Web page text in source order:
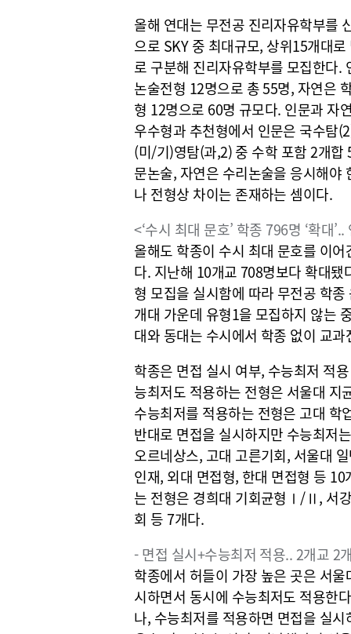
올해 연대는 무전공 진리자유학부를
으로 SKY 중 최대규모, 상위15개대
로 구분해 진리자유학부를 모집한다.
논술전형 12명으로 총 55명, 자연은
형 12명으로 60명 규모다. 인문과 자
우수형과 추천형에서 인문은 국수탐
(미/기)영탐(과,2) 중 수학 포함 2개
문논술, 자연은 수리논술을 응시해야
나 전형상 차이는 존재하는 셈이다.
<‘수시 최대 문호’ 학종 796명 ‘확대
올해도 학종이 수시 최대 문호를 이
다. 지난해 10개교 708명보다 확대
형 모집을 실시함에 따라 무전공 학
개대 가운데 유형1을 모집하지 않는
대와 동대는 수시에서 학종 없이 교
학종은 면접 실시 여부, 수능최저 적
능최저도 적용하는 전형은 서울대 지
수능최저를 적용하는 전형은 고대 학
반대로 면접을 실시하지만 수능최저
오르네상스, 고대 고른기회, 서울대
인재, 외대 면접형, 한대 면접형 등
는 전형은 경희대 기회균형Ⅰ/Ⅱ, 서
회 등 7개다.
- 면접 실시+수능최저 적용.. 2개교 2
학종에서 허들이 가장 높은 곳은 서
시하면서 동시에 수능최저도 적용한
나, 수능최저를 적용하면 면접을 실